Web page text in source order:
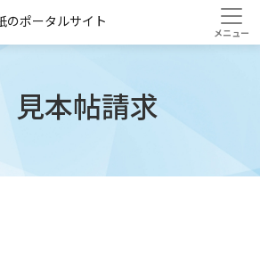
ポータルサイト
帖一覧 エアラス
本帖請求